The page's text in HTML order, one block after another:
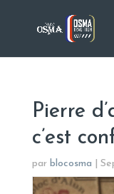
Pierre
c’est
par blocosma